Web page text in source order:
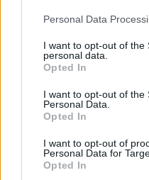
Personal Data
I want to opt-out of the
personal data.
Opted In
I want to opt-out of the
Personal Data.
Opted In
I want to opt-out of
Personal Data for
Opted In
σε
Το